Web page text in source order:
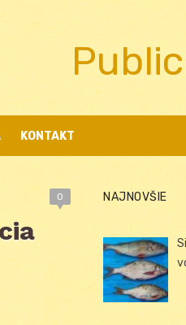
KONTAKT
0 NAJNOVŠIE